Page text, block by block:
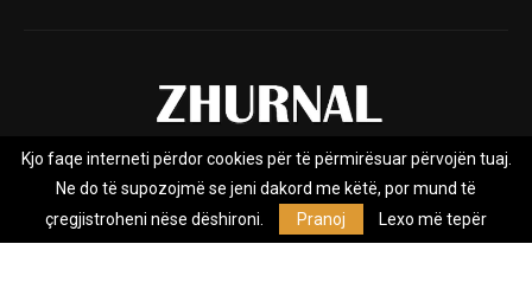
Rreth nesh Impresumi Marketing
Privacy Policy
Zhurnal.mk është Agjenci e Lajmeve e pavarur, e themeluar në vitin
Kjo faqe interneti përdor cookies për të përmirësuar përvojën tuaj.
Ne do të supozojmë se jeni dakord me këtë, por mund të
çregjistroheni nëse dëshironi.
Pranoj Lexo më tepër